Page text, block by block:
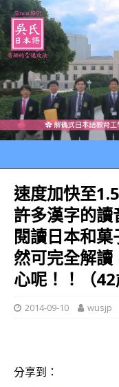
速度加快至
許多漢字的
閱讀日本和
然可完全解
心呢！！（
2014-09-10 wusjp
分享到：